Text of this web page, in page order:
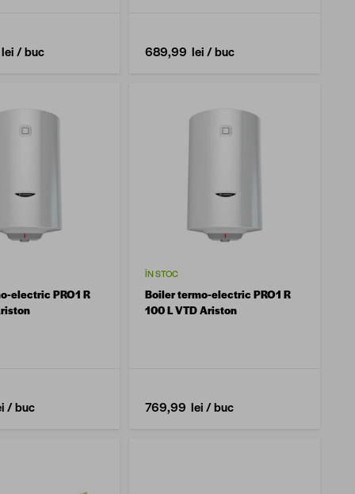
/ buc 689,99 lei/ buc
electric PRO1 R
/ buc
ÎN STOC
Boiler termo-electric PRO1 R
100 L VTD Ariston
769,99 lei/ buc